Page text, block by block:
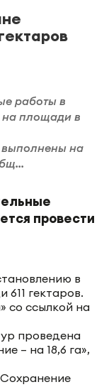
работы в
на площади в
выполнены на
провести
в
гектаров.
со ссылкой на
проведена
– на 18,6 га»,